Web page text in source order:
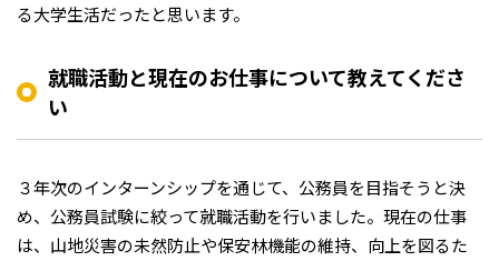
る大学生活だったと思います。
就職活動と現在のお仕事について教えてくださ
い
３年次のインターンシップを通じて、公務員を目指そうと決
め、公務員試験に絞って就職活動を行いました。現在の仕事
は、山地災害の未然防止や保安林機能の維持、向上を図るた